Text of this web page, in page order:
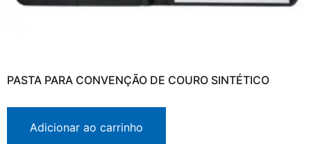
PASTA PARA CONVENÇÃO DE COURO SINTÉTICO
Adicionar ao carrinho